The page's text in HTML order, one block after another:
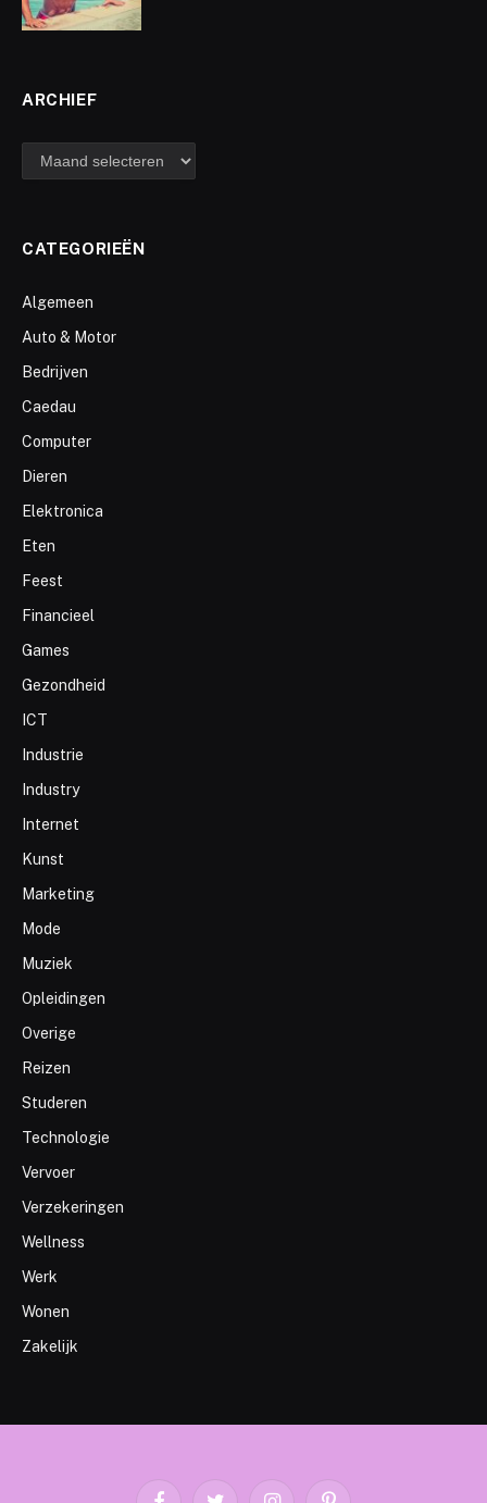
ARCHIEF
archief
CATEGORIEËN
Algemeen
Auto & Motor
Bedrijven
Caedau
Computer
Dieren
Elektronica
Eten
Feest
Financieel
Games
Gezondheid
ICT
Industrie
Industry
Internet
Kunst
Marketing
Mode
Muziek
Opleidingen
Overige
Reizen
Studeren
Technologie
Vervoer
Verzekeringen
Wellness
Werk
Wonen
Zakelijk